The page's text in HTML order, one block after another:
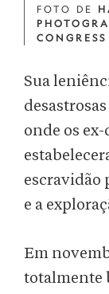
FOTO DE
CONGRESS
Sua
onde os
escravidão
e a
Em
totalmente